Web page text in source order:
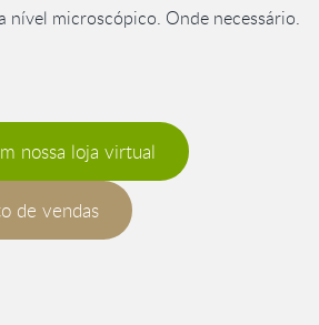
nível microscópico. Onde necessário.
nossa loja virtual
de vendas